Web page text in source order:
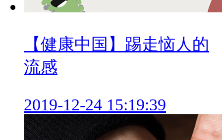
【健康中国】踢走恼人的
流感
2019-12-24 15:19:39